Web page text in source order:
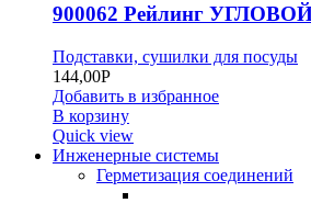
900062 Рейлинг
Подставки, сушилки для посуды
144,00Р
Добавить в избранное
В корзину
Quick view
Инженерные системы
Герметизация соединений